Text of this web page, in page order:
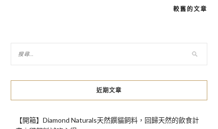
導
較舊的文章
近期文章
【開箱】Diamond Naturals天然饌貓飼料，回歸天然的飲食計